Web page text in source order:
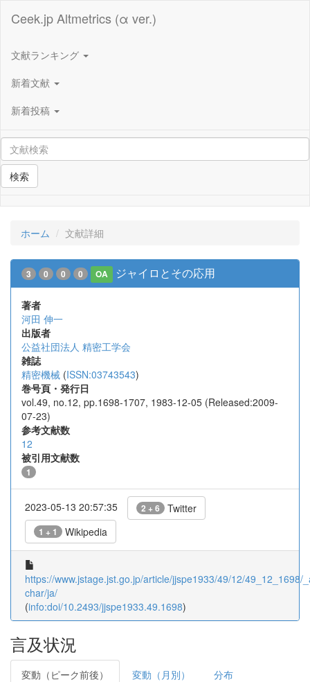
Ceek.jp Altmetrics (α ver.)
文献ランキング
新着文献
新着投稿
検索
ホーム 文献詳細
3 0 0 0 OA ジャイロとその応用
著者
河田 伸一
出版者
公益社団法人 精密工学会
雑誌
精密機械 (ISSN:03743543)
巻号頁・発行日
vol.49, no.12, pp.1698-1707, 1983-12-05 (Released:2009-
07-23)
参考文献数
12
被引用文献数
1
2023-05-13 20:57:35 2 + 6 Twitter
1 + 1 Wikipedia
https://www.jstage.jst.go.jp/article/jjspe1933/49/12/49_12_1698/
char/ja/
(info:doi/10.2493/jjspe1933.49.1698)
言及状況
変動（ピーク前後） 変動（月別） 分布